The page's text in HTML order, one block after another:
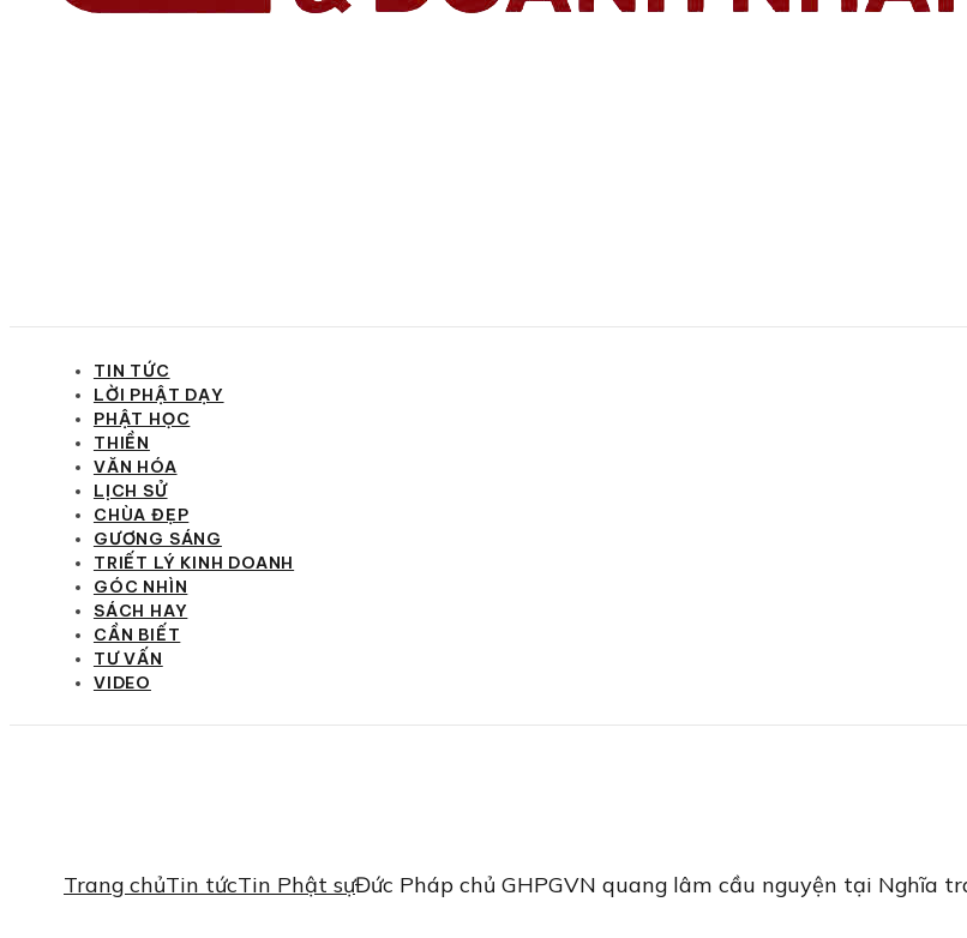
TIN TỨC
LỜI PHẬT DẠY
PHẬT HỌC
THIỀN
VĂN HÓA
LỊCH SỬ
CHÙA ĐẸP
GƯƠNG SÁNG
TRIẾT LÝ KINH DOANH
GÓC NHÌN
SÁCH HAY
CẦN BIẾT
TƯ VẤN
VIDEO
Trang chủTin tứcTin Phật sựĐức Pháp chủ GHPGVN quang lâm cầu nguyện tại Nghĩa